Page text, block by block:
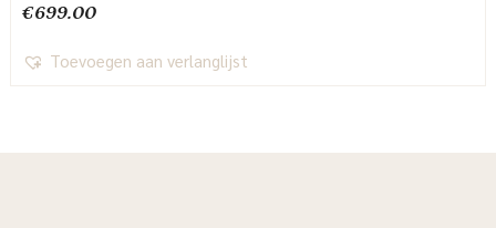
€699.00
Toevoegen aan verlanglijst